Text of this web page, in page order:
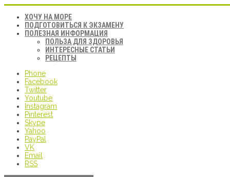
ХОЧУ НА МОРЕ
ПОДГОТОВИТЬСЯ К ЭКЗАМЕНУ
ПОЛЕЗНАЯ ИНФОРМАЦИЯ
ПОЛЬЗА ДЛЯ ЗДОРОВЬЯ
ИНТЕРЕСНЫЕ СТАТЬИ
РЕЦЕПТЫ
Phone
Facebook
Twitter
Youtube
Instagram
Pinterest
Skype
Yahoo
PayPal
VK
Email
RSS